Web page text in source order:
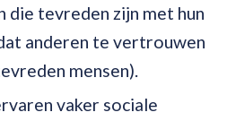
die tevreden zijn met hun
anderen te vertrouwen
mensen).
vaker sociale